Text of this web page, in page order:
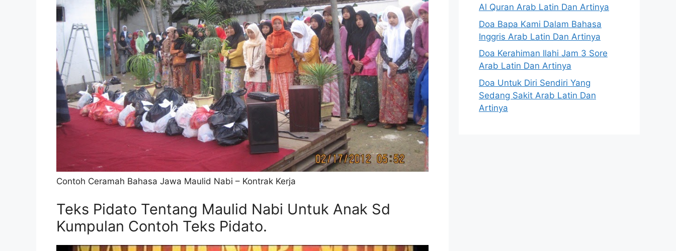
Contoh Ceramah Bahasa Jawa Maulid Nabi – Kontrak Kerja
Teks Pidato Tentang Maulid Nabi Untuk Anak Sd
Kumpulan Contoh Teks Pidato.
Al Quran Arab Latin Dan Artinya
Doa Bapa Kami Dalam Bahasa
Inggris Arab Latin Dan Artinya
Doa Kerahiman Ilahi Jam 3 Sore
Arab Latin Dan Artinya
Doa Untuk Diri Sendiri Yang
Sedang Sakit Arab Latin Dan
Artinya